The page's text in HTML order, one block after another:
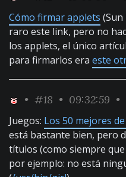
Cómo firmar applets (Sun
raro este link, pero no
los applets, el único
para firmarlos era este
• #18 • 09:32:59 •
Juegos: Los 50 mejores
está bastante bien, pero
títulos (como siempre
por ejemplo: no está